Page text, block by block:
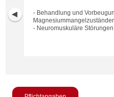
- Behandlung und
- Neuromuskuläre